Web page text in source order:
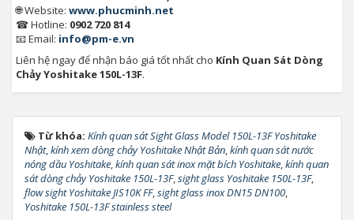
🌐 Website: www.phucminh.net
☎ Hotline: 0902 720 814
📧 Email: info@pm-e.vn
Liên hệ ngay để nhận báo giá tốt nhất cho Kính Quan Sát Dòng
Chảy Yoshitake 150L-13F.
Từ khóa: Kính quan sát Sight Glass Model 150L-13F Yoshitake
Nhật,kính xem dòng chảy Yoshitake Nhật Bản,kính quan sát nước
nóng dầu Yoshitake,kính quan sát inox mặt bích Yoshitake,kính quan
sát dòng chảy Yoshitake 150L-13F,sight glass Yoshitake 150L-13F,
flow sight Yoshitake JIS10K FF,sight glass inox DN15 DN100,
Yoshitake 150L-13F stainless steel